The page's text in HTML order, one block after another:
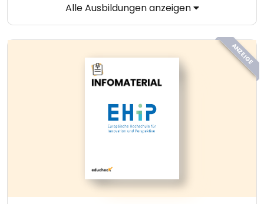
Alle Ausbildungen anzeigen
ANZEIGE